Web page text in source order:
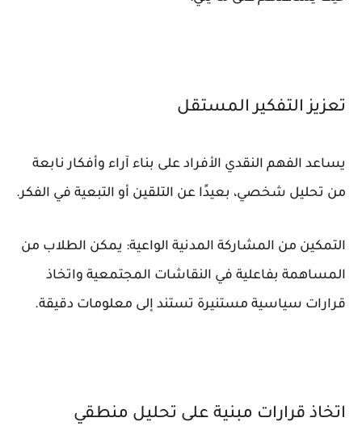
تعزيز التفكير المستقل
يساعد الفهم النقدي الأفراد على بناء آراء وأفكار نابعة
من تحليل شخصي، بعيدًا عن التلقين أو التبعية في الفكر.
التمكين من المشاركة المدنية الواعية: يمكن الطلاب من
المساهمة بفاعلية في النقاشات المجتمعية واتخاذ
قرارات سياسية مستنيرة تستند إلى معلومات دقيقة.
اتخاذ قرارات مبنية على تحليل منطقي